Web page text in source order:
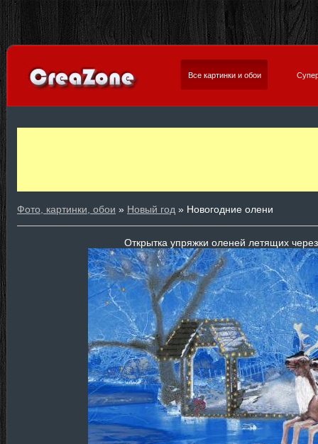
Все картинки и обои
Фото, картинки, обои » Новый год » Новогодние олени
Открытка упряжки оленей летящих